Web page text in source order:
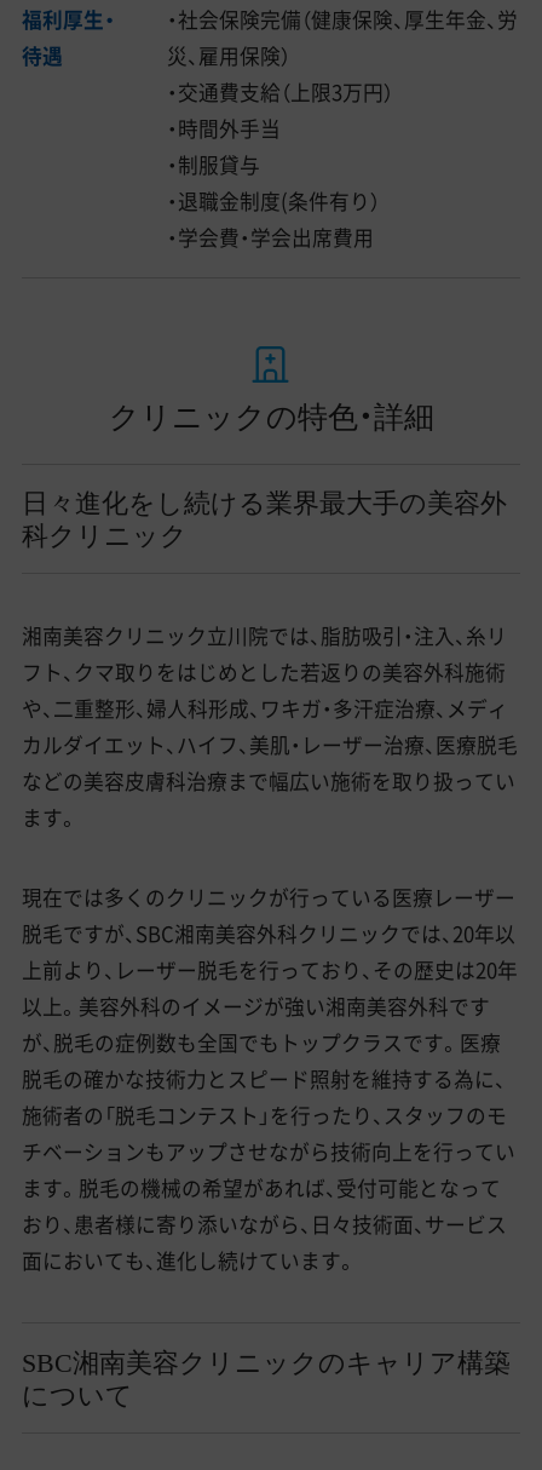
福利厚生・
待遇
・社会保険完備（健康保険、厚生年金、労
災、雇用保険）
・交通費支給（上限3万円）
・時間外手当
・制服貸与
・退職金制度(条件有り）
・学会費・学会出席費用
クリニックの特色・詳細
日々進化をし続ける業界最大手の美容外
科クリニック
湘南美容クリニック立川院では、脂肪吸引・注入、糸リ
フト、クマ取りをはじめとした若返りの美容外科施術
や、二重整形、婦人科形成、ワキガ・多汗症治療、メディ
カルダイエット、ハイフ、美肌・レーザー治療、医療脱毛
などの美容皮膚科治療まで幅広い施術を取り扱ってい
ます。
現在では多くのクリニックが行っている医療レーザー
脱毛ですが、SBC湘南美容外科クリニックでは、20年以
上前より、レーザー脱毛を行っており、その歴史は20年
以上。美容外科のイメージが強い湘南美容外科です
が、脱毛の症例数も全国でもトップクラスです。医療
脱毛の確かな技術力とスピード照射を維持する為に、
施術者の「脱毛コンテスト」を行ったり、スタッフのモ
チベーションもアップさせながら技術向上を行ってい
ます。脱毛の機械の希望があれば、受付可能となって
おり、患者様に寄り添いながら、日々技術面、サービス
面においても、進化し続けています。
SBC湘南美容クリニックのキャリア構築
について